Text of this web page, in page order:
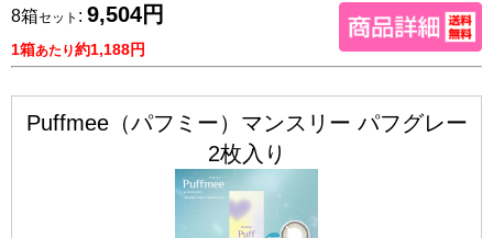
8箱セット : 9,504円
1箱あたり約1,188円
Puffmee（パフミー）マンスリー パフグレー
2枚入り